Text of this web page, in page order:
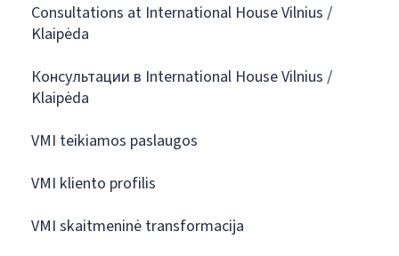
Consultations at International House Vilnius /
Klaipėda
Консультации в International House Vilnius /
Klaipėda
VMI teikiamos paslaugos
VMI kliento profilis
VMI skaitmeninė transformacija